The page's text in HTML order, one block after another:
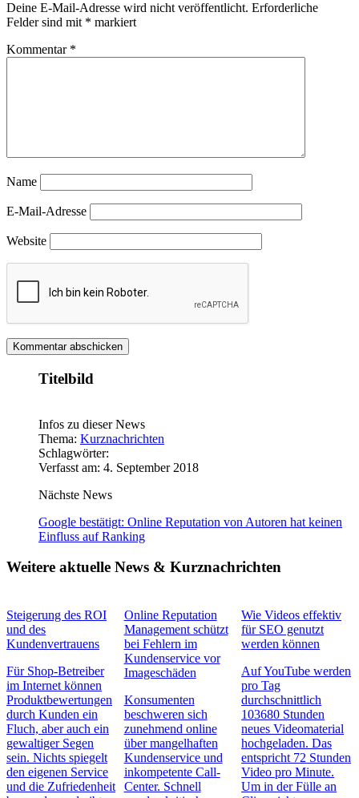
Deine E-Mail-Adresse wird nicht veröffentlicht. Erforderliche
Felder sind mit * markiert
Kommentar *
Name
E-Mail-Adresse
Website
Titelbild
Infos zu dieser News
Thema: Kurznachrichten
Schlagwörter:
Verfasst am: 4. September 2018
Nächste News
Google bestätigt: Online Reputation von Autoren hat keinen
Einfluss auf Ranking
Weitere aktuelle News & Kurznachrichten
Steigerung des ROI
und des
Kundenvertrauens
Für Shop-Betreiber
im Internet können
Produktbewertungen
durch Kunden ein
Fluch, aber auch ein
gewaltiger Segen
sein. Nichts spiegelt
den eigenen Service
und die Zufriedenheit
Online Reputation
Management schützt
bei Fehlern im
Kundenservice vor
Imageschäden
Konsumenten
beschweren sich
zunehmend online
über mangelhaften
Kundenservice und
inkompetente Call-
Center. Schnell
Wie Videos effektiv
für SEO genutzt
werden können
Auf YouTube werden
pro Tag
durchschnittlich
103680 Stunden
neues Videomaterial
hochgeladen. Das
entspricht 72 Stunden
Video pro Minute.
Um in der Fülle an